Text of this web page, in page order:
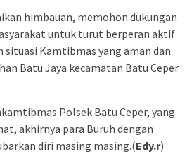
himbauan, memohon dukungan
untuk turut berperan aktif
situasi Kamtibmas yang aman dan
Batu Jaya kecamatan Batu Ceper
Polsek Batu Ceper, yang
akhirnya para Buruh dengan
diri masing masing.(Edy.r)